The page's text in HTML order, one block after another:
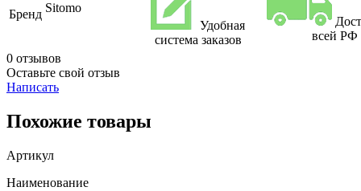
Бренд Sitomo
0 отзывов
Оставьте свой отзыв
Написать
Удобная
система заказов
всей РФ
Похожие товары
Артикул
Наименование